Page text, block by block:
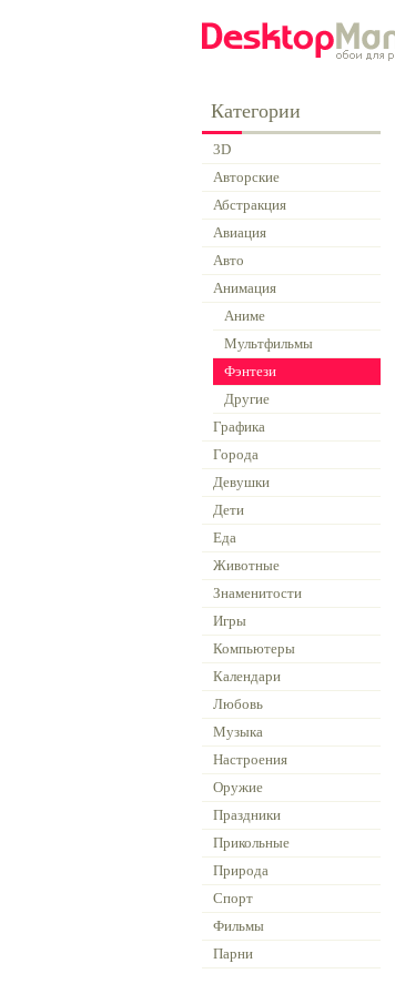
Категории
3D
Авторские
Абстракция
Авиация
Авто
Анимация
Аниме
Мультфильмы
Фэнтези
Другие
Графика
Города
Девушки
Дети
Еда
Животные
Знаменитости
Игры
Компьютеры
Календари
Любовь
Музыка
Настроения
Оружие
Праздники
Прикольные
Природа
Спорт
Фильмы
Парни